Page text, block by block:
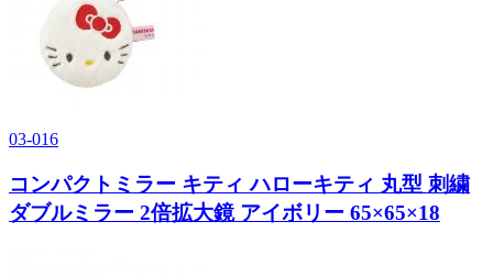
03-016
コンパクトミラー キティ ハローキティ 丸型 刺繍
ダブルミラー 2倍拡大鏡 アイボリー 65×65×18